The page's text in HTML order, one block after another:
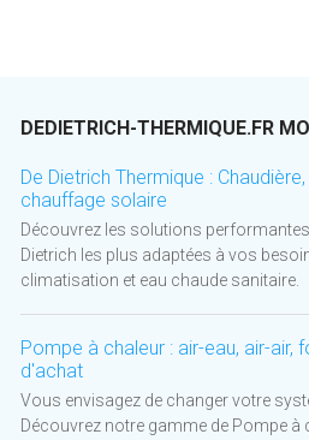
DEDIETRICH-THERMIQUE.FR
De Dietrich Thermique :
chauffage solaire
Découvrez les solutions
Dietrich les plus adaptées à vos
climatisation et eau chaude sanitaire.
Pompe à chaleur : air-eau, air-air,
d'achat
Vous envisagez de changer votre
Découvrez notre gamme de Pompe à